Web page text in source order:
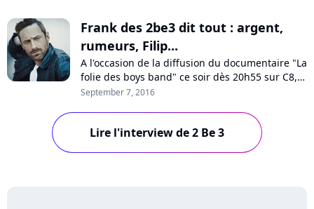
Frank des 2be3 dit tout : argent,
rumeurs, Filip...
A l'occasion de la diffusion du documentaire "La
folie des boys band" ce soir dès 20h55 sur C8,
Frank Delay, ancien membre des 2be3, a
Charts. L'artiste dit tout sur la folie des années
boys band, l'argent, les tensions au sein du
September 7, 2016
Lire l'interview de 2 Be 3